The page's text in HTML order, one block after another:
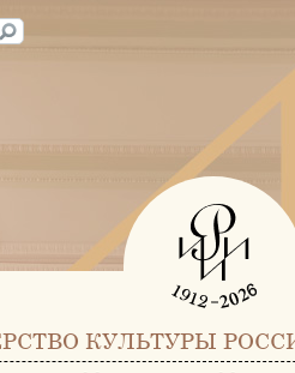
КУЛЬТУРЫ